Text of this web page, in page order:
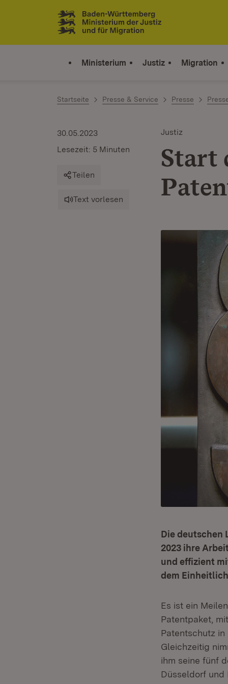
Zum Inhalt springen
Link zur Startseite
Ministerium Justiz Migration
Startseite Presse & Service Presse
Justiz
Start
30.05.2023
Lesezeit: 5 Minuten
Teilen
Text vorlesen
Die deutschen
2023 ihre
und effizient
dem
Es ist ein
Patentpaket,
Patentschutz
Gleichzeitig
ihm seine fünf
Düsseldorf und